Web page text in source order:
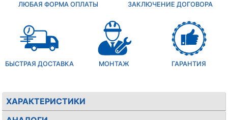
ЛЮБАЯ ФОРМА ОПЛАТЫ ЗАКЛЮЧЕНИЕ ДОГОВОРА
БЫСТРАЯ ДОСТАВКА МОНТАЖ ГАРАНТИЯ
ХАРАКТЕРИСТИКИ